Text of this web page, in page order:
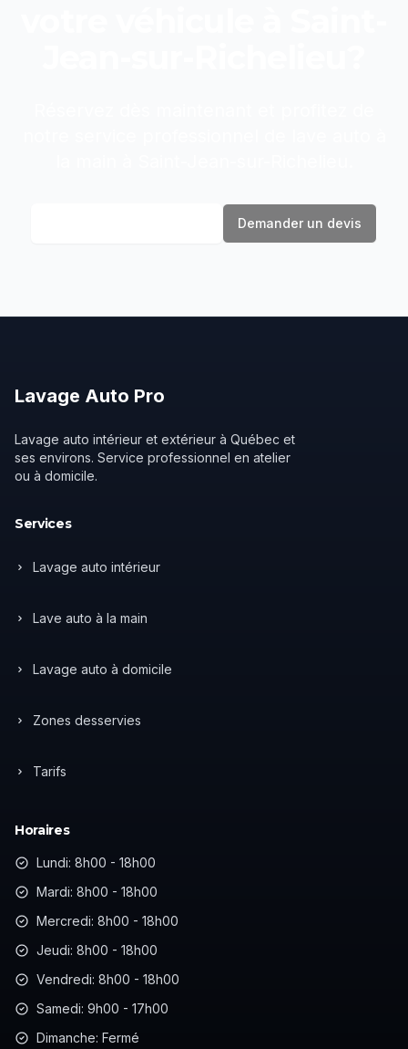
Demander un devis
Lavage Auto Pro
Lavage auto intérieur et extérieur à Québec et
ses environs. Service professionnel en atelier
ou à domicile.
Services
Lavage auto intérieur
Lave auto à la main
Lavage auto à domicile
Zones desservies
Tarifs
Horaires
Lundi: 8h00 - 18h00
Mardi: 8h00 - 18h00
Mercredi: 8h00 - 18h00
Jeudi: 8h00 - 18h00
Vendredi: 8h00 - 18h00
Samedi: 9h00 - 17h00
Dimanche: Fermé